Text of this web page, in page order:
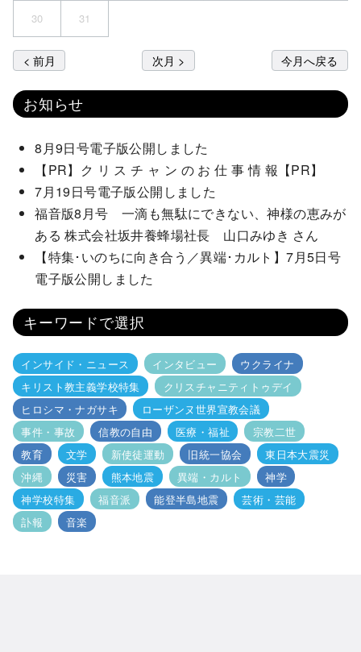
30 31
< 前月 次月 > 今月へ戻る
お知らせ
8月9日号電子版公開しました
【PR】ク リ ス チ ャ ン の お 仕 事 情 報【PR】
7月19日号電子版公開しました
福音版8月号 一滴も無駄にできない、神様の恵みが
ある 株式会社坂井養蜂場社長 山口みゆき さん
【特集･いのちに向き合う／異端･カルト】7月5日号
電子版公開しました
キーワードで選択
インサイド・ニュース インタビュー
ウクライナ
キリスト教主義学校特集
クリスチャニティトゥデイ
ヒロシマ・ナガサキ
ローザンヌ世界宣教会議
事件・事故
信教の自由 医療・福祉
宗教二世
教育
文学 新使徒運動 旧統一協会
東日本大震災
沖縄
災害 熊本地震 異端・カルト
神学
神学校特集
福音派 能登半島地震
芸術・芸能
訃報
音楽